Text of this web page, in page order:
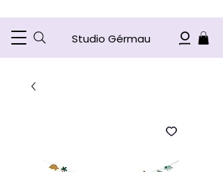
Studio Gérmau